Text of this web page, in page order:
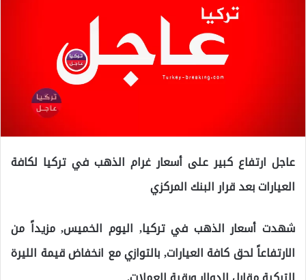
عاجل ارتفاع كبير على أسعار غرام الذهب في تركيا لكافة
العيارات بعد قرار البنك المركزي
شهدت أسعار الذهب في تركيا, اليوم الخميس, مزيداً من
الارتفاعاً لحق كافة العيارات, بالتوازي مع انخفاض قيمة الليرة